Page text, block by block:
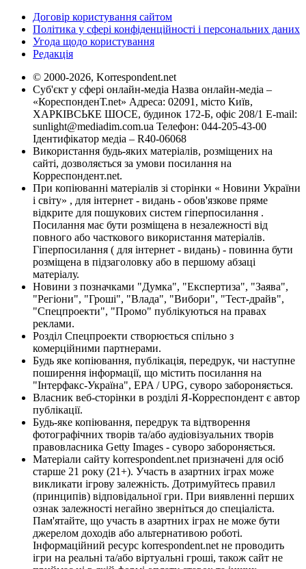
Договір користування сайтом
Політика у сфері конфіденційності і персональних даних
Угода щодо користування
Редакція
© 2000-2026, Korrespondent.net
Суб'єкт у сфері онлайн-медіа Назва онлайн-медіа –
«КореспонденТ.net» Адреса: 02091, місто Київ,
ХАРКІВСЬКЕ ШОСЕ, будинок 172-Б, офіс 208/1 E-mail:
sunlight@mediadim.com.ua Телефон: 044-205-43-00
Ідентифікатор медіа – R40-06068
Використання будь-яких матеріалів, розміщених на
сайті, дозволяється за умови посилання на
Корреспондент.net.
При копіюванні матеріалів зі сторінки « Новини України
і світу» , для інтернет - видань - обов'язкове пряме
відкрите для пошукових систем гіперпосилання .
Посилання має бути розміщена в незалежності від
повного або часткового використання матеріалів.
Гіперпосилання ( для інтернет - видань) - повинна бути
розміщена в підзаголовку або в першому абзаці
матеріалу.
Новини з позначками "Думка", "Експертиза", "Заява",
"Регіони", "Гроші", "Влада", "Вибори", "Тест-драйв",
"Спецпроекти", "Промо" публікуються на правах
реклами.
Розділ Спецпроекти створюється спільно з
комерційними партнерами.
Будь яке копіювання, публікація, передрук, чи наступне
поширення інформації, що містить посилання на
"Інтерфакс-Україна", EPA / UPG, суворо забороняється.
Власник веб-сторінки в розділі Я-Корреспондент є автор
публікації.
Будь-яке копіювання, передрук та відтворення
фотографічних творів та/або аудіовізуальних творів
правовласника Getty Images - суворо забороняється.
Матеріали сайту korrespondent.net призначені для осіб
старше 21 року (21+). Участь в азартних іграх може
викликати ігрову залежність. Дотримуйтесь правил
(принципів) відповідальної гри. При виявленні перших
ознак залежності негайно зверніться до спеціаліста.
Пам'ятайте, що участь в азартних іграх не може бути
джерелом доходів або альтернативою роботі.
Інформаційний ресурс korrespondent.net не проводить
ігри на реальні та/або віртуальні гроші, також сайт не